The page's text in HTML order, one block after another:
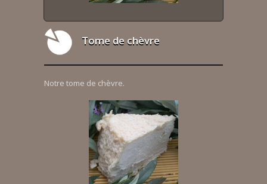
Tome de chèvre
Notre tome de chèvre.